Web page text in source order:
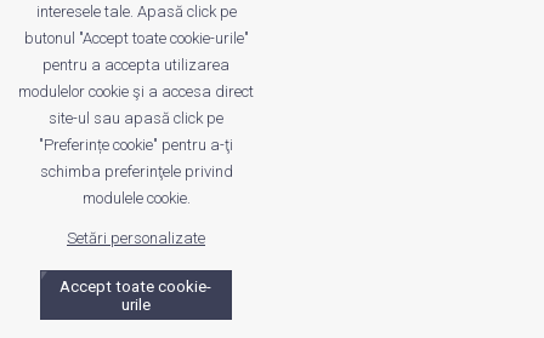
Despre noi Publicitate
Privacy
© UrbanKID. Proiect dezvoltat de Dana și
Dragomirescu. Temă WordPress:
interesele tale. Apasă click pe
butonul "Accept toate cookie-urile"
pentru a accepta utilizarea
modulelor cookie şi a accesa direct
site-ul sau apasă click pe
"Preferințe cookie" pentru a-ţi
schimba preferinţele privind
modulele cookie.
Setări personalizate
Accept toate cookie-
urile